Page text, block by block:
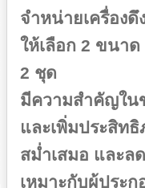
จำหน่ายเครื่อง
ให้เลือก 2 ขนาด
2 ชุด
มีความสำคัญใน
และเพิ่มประสิท
สม่ำเสมอ และล
เหมาะกับผู้ประก